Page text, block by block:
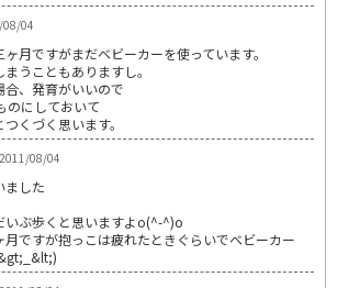
08/04
月ですがまだベビーカーを使っています。
うこともありますし。
合、発育がいいので
のにしておいて
くづく思います。
08/04
ました
いぶ歩くと思いますよo(^-^)o
月ですが抱っこは疲れたときぐらいでベビーカー